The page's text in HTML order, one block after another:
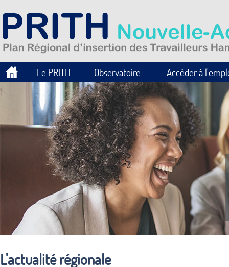
Le PRITH Observatoire Accéder à
L'actualité régionale